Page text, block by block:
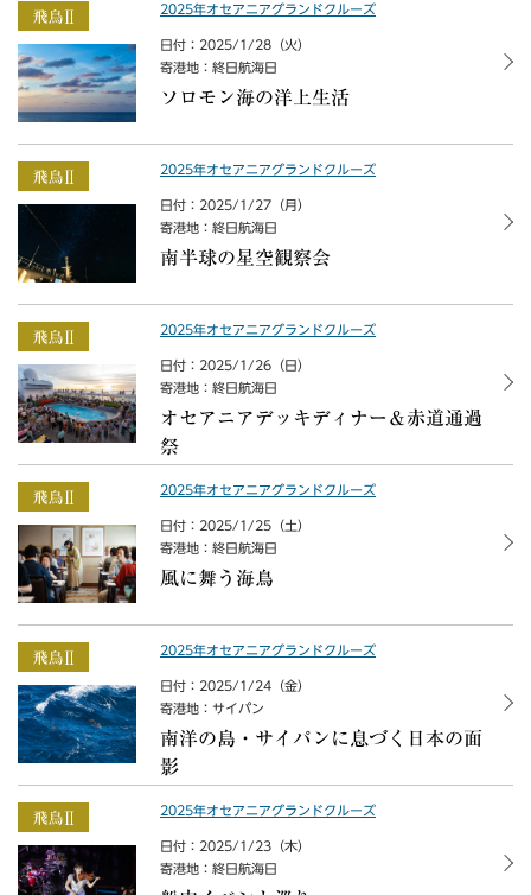
2025年オセアニアグランドクルーズ
日付：2025/1/28（火）
寄港地：終日航海日
ソロモン海の洋上生活
2025年オセアニアグランドクルーズ
日付：2025/1/27（月）
寄港地：終日航海日
南半球の星空観察会
2025年オセアニアグランドクルーズ
日付：2025/1/26（日）
寄港地：終日航海日
オセアニアデッキディナー＆赤道通過
祭
2025年オセアニアグランドクルーズ
日付：2025/1/25（土）
寄港地：終日航海日
風に舞う海鳥
2025年オセアニアグランドクルーズ
日付：2025/1/24（金）
寄港地：サイパン
南洋の島・サイパンに息づく日本の面
影
2025年オセアニアグランドクルーズ
日付：2025/1/23（木）
寄港地：終日航海日